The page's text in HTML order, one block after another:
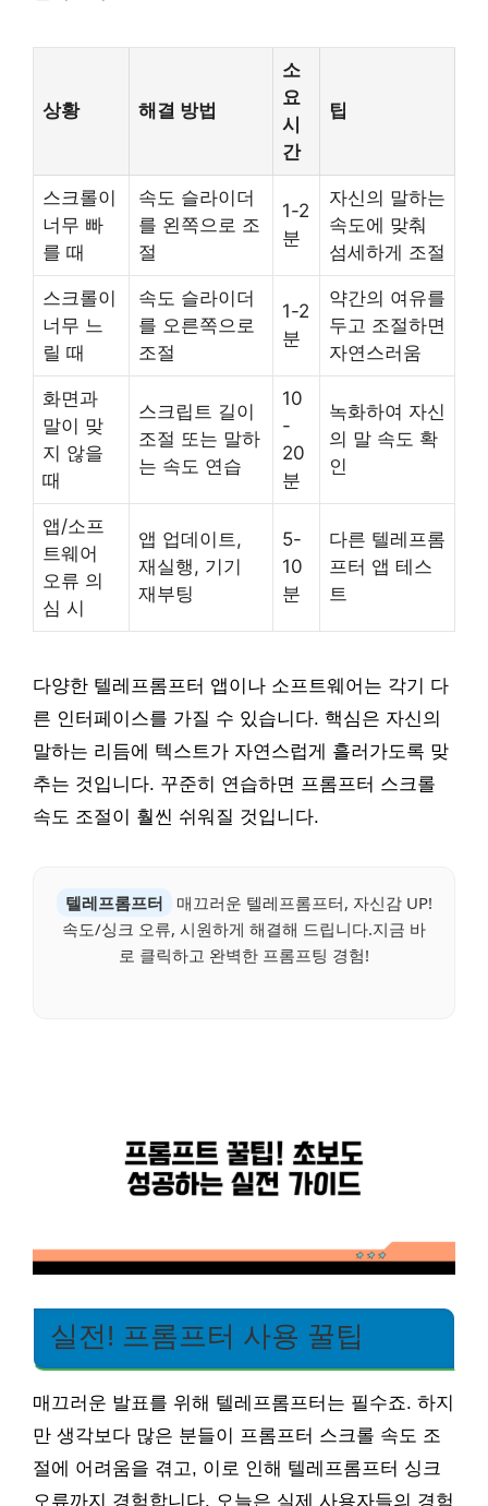
상황 해결 방법
소
요
시
간
팁
스크롤이
너무 빠
를 때
속도 슬라이더
를 왼쪽으로 조
절
1-2
분
자신의 말하는
속도에 맞춰
섬세하게 조절
스크롤이
너무 느
릴 때
속도 슬라이더
를 오른쪽으로
조절
1-2
분
약간의 여유를
두고 조절하면
자연스러움
화면과
말이 맞
지 않을
때
스크립트 길이
조절 또는 말하
는 속도 연습
10
-
20
분
녹화하여 자신
의 말 속도 확
인
앱/소프
트웨어
오류 의
심 시
앱 업데이트,
재실행, 기기
재부팅
5-
10
분
다른 텔레프롬
프터 앱 테스
트
다양한 텔레프롬프터 앱이나 소프트웨어는 각기 다
른 인터페이스를 가질 수 있습니다. 핵심은 자신의
말하는 리듬에 텍스트가 자연스럽게 흘러가도록 맞
추는 것입니다. 꾸준히 연습하면 프롬프터 스크롤
속도 조절이 훨씬 쉬워질 것입니다.
텔레프롬프터
매끄러운 텔레프롬프터, 자신감 UP!
속도/싱크 오류, 시원하게 해결해 드립니다.지금 바
로 클릭하고 완벽한 프롬프팅 경험!
실전! 프롬프터 사용 꿀팁
매끄러운 발표를 위해 텔레프롬프터는 필수죠. 하지
만 생각보다 많은 분들이 프롬프터 스크롤 속도 조
절에 어려움을 겪고, 이로 인해 텔레프롬프터 싱크
오류까지 경험합니다. 오늘은 실제 사용자들의 경험